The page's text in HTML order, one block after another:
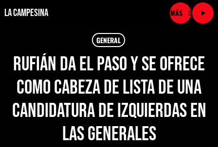
La Campesina menu
play_arrow
play_arrow LA CAMPESINA CADENA
play_arrow LA CAMPESINA 101.9 FM
play_arrow LA CAMPESINA 96.7 FM
GENERAL
Rufián da el paso y se ofrece
como cabeza de lista de una
candidatura de izquierdas en
las generales